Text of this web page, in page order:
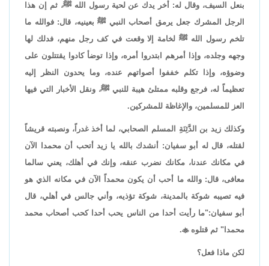
بنعل السيف، وقال له: أخر يدك عن لحية رسول الله ﷺ، ثم إن هذا
الرجل المشرك جعل يرمق أصحاب النبي ﷺ بعينيه، قال: فوالله ما
تلخم رسول الله ﷺ لخامة إلا وقعت في كف رجل منهم، فدلك لها
وجهه وجلده، وإذا أمرهم ابتدروا أمره، وإذا توضأ كادوا يقتتلون على
وضوؤه، وإذا تكلم خففوا أصواتهم عنده، وما يحدون النظر إليه
تعظيماً له، فرجع وقلبه ممتلئ هيبة للنبي ﷺ، ونقل الأخبار التي فيها
العز للمسلمين، والإغاظة للمشركين.
وكذلك زيد بن الدَّثِنَةِ المسلم الصحابي، لما أخذ غدراً، ونصبته قريشاً
لقتله، قال له أبو سفيان: أنشدك بالله يا زيد أتحب أن محمدا الآن
في مكانك عندنا، مكانك نضرب عنقه، وإنك في أهلك، يعني سالما
معافى، قال: والله ما أحب أن يكون محمداً الآن في مكانه الذي هو
فيه تصيبه شوكة بالمدينة، شوكة تؤذيه، وأني جالس في أهلي، قال
أبو سفيان:"ما رأيت أحدا من الناس يحب أحدا كحب أصحاب محمد
محمدا" ثم قتلوه
.
لكن ماذا فعل؟